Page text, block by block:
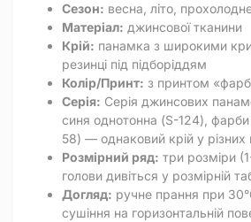
Сезон: весна, літо,
Матеріал: джинсової тканини
Крій: панамка з широкими
резинці під підборіддям
Колір/Принт: з принтом
Серія: Серія джинсових
синя однотонна (S-124),
58) — однаковий крій у різних
Розмірний ряд: три розміри
голови дивіться у розмірній
Догляд: ручне прання при
сушіння на горизонтальній